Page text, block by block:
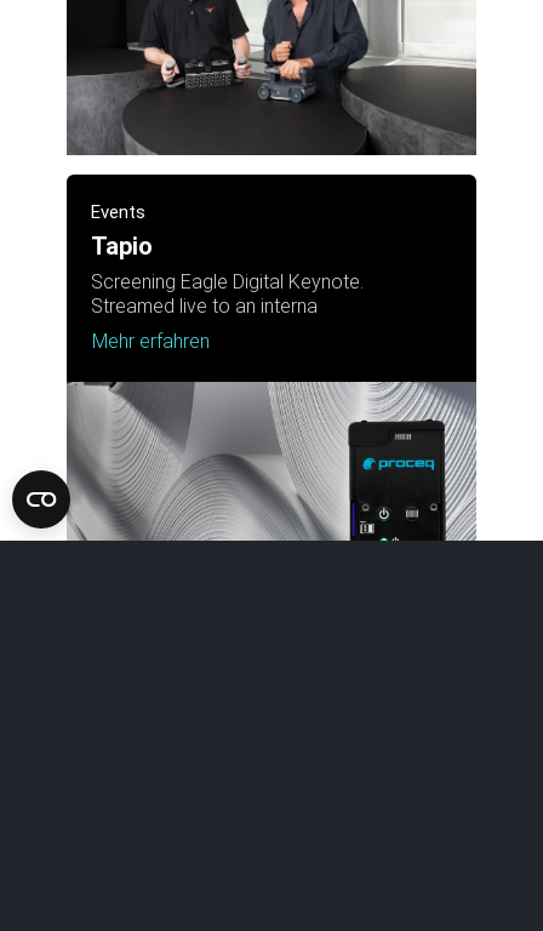
Events
Tapio
Screening Eagle Digital Keynote.
Streamed live to an interna
Mehr erfahren